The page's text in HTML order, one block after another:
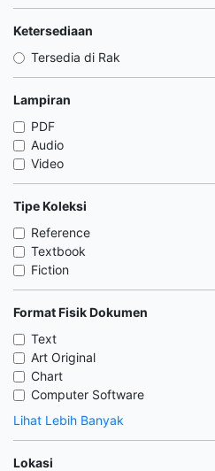
Ketersediaan
Tersedia di Rak
Lampiran
PDF
Audio
Video
Tipe Koleksi
Reference
Textbook
Fiction
Format Fisik Dokumen
Text
Art Original
Chart
Computer Software
Lihat Lebih Banyak
Lokasi